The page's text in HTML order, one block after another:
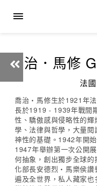
喬治．馬修
法
喬治‧馬修生於1921年
長於1919 - 1939年戰間
性、驕傲感與侵略性的
學、法律與哲學，大量
神性的基礎。1942年開
1947年舉辦第一次公開
何抽象，創出獨步全球
化部長安德烈‧馬樂侯讚
遍及全世界，私人藏家